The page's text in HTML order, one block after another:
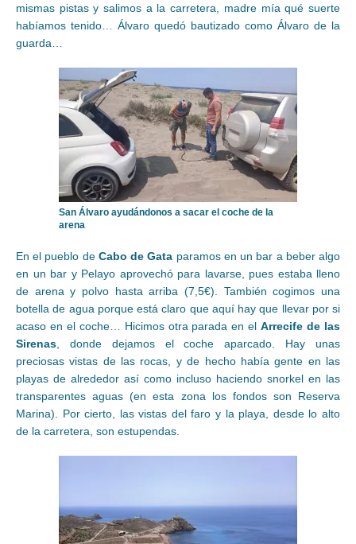
mismas pistas y salimos a la carretera, madre mía qué suerte
habíamos tenido… Álvaro quedó bautizado como Álvaro de la
guarda…
San Álvaro ayudándonos a sacar el coche de la
arena
En el pueblo de Cabo de Gata paramos en un bar a beber algo
en un bar y Pelayo aprovechó para lavarse, pues estaba lleno
de arena y polvo hasta arriba (7,5€). También cogimos una
botella de agua porque está claro que aquí hay que llevar por si
acaso en el coche… Hicimos otra parada en elArrecife de las
Sirenas, donde dejamos el coche aparcado. Hay unas
preciosas vistas de las rocas, y de hecho había gente en las
playas de alrededor así como incluso haciendo snorkel en las
transparentes aguas (en esta zona los fondos son Reserva
Marina). Por cierto, las vistas del faro y la playa, desde lo alto
de la carretera, son estupendas.